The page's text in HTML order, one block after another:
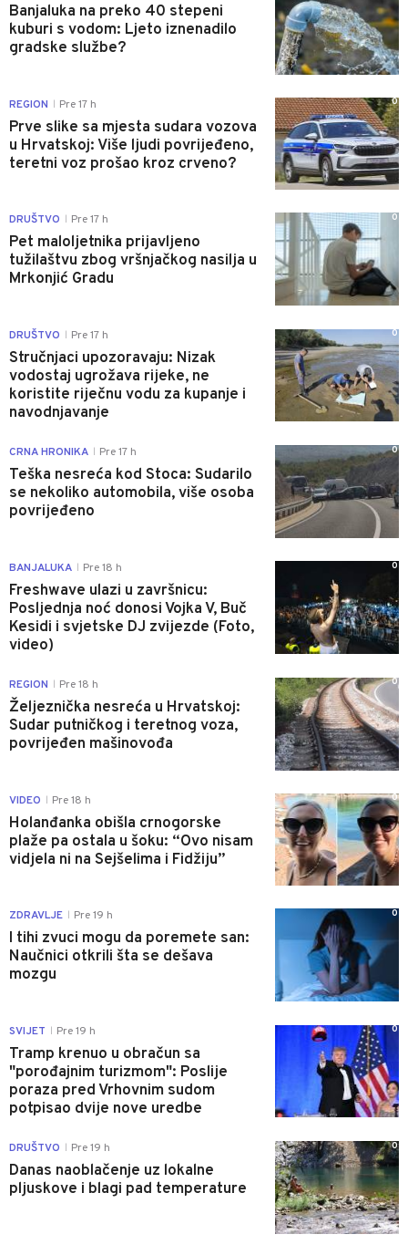
Banjaluka na preko 40 stepeni
kuburi s vodom: Ljeto iznenadilo
gradske službe?
REGION Pre 17 h
Prve slike sa mjesta sudara vozova
u Hrvatskoj: Više ljudi povrijeđeno,
teretni voz prošao kroz crveno?
0
DRUŠTVO Pre 17 h
Pet maloljetnika prijavljeno
tužilaštvu zbog vršnjačkog nasilja u
Mrkonjić Gradu
0
DRUŠTVO Pre 17 h
Stručnjaci upozoravaju: Nizak
vodostaj ugrožava rijeke, ne
koristite riječnu vodu za kupanje i
navodnjavanje
0
CRNA HRONIKA Pre 17 h
Teška nesreća kod Stoca: Sudarilo
se nekoliko automobila, više osoba
povrijeđeno
0
BANJALUKA Pre 18 h
Freshwave ulazi u završnicu:
Posljednja noć donosi Vojka V, Buč
Kesidi i svjetske DJ zvijezde (Foto,
video)
0
REGION Pre 18 h
Željeznička nesreća u Hrvatskoj:
Sudar putničkog i teretnog voza,
povrijeđen mašinovođa
0
VIDEO Pre 18 h
Holanđanka obišla crnogorske
plaže pa ostala u šoku: “Ovo nisam
vidjela ni na Sejšelima i Fidžiju”
0
ZDRAVLJE Pre 19 h
I tihi zvuci mogu da poremete san:
Naučnici otkrili šta se dešava
mozgu
0
SVIJET Pre 19 h
Tramp krenuo u obračun sa
"porođajnim turizmom": Poslije
poraza pred Vrhovnim sudom
potpisao dvije nove uredbe
0
DRUŠTVO Pre 19 h
Danas naoblačenje uz lokalne
pljuskove i blagi pad temperature
0